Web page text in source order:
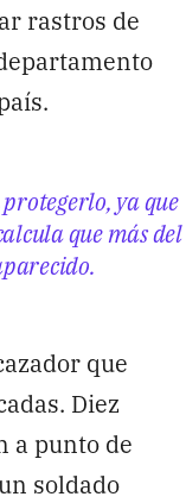
rastros de
ya que
que más del
que
Diez
a punto de
soldado